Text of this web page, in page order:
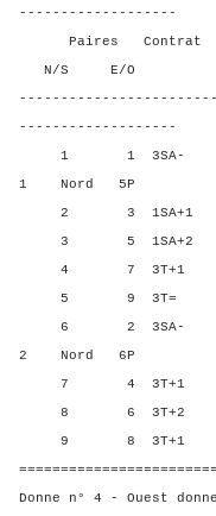
-------------------
Paires Contrat
N/S E/
-------------------
1 1 3SA-
1 Nord 5P
2 3
3 5
4 7 3T+1
5 9 3T=
6 2 3SA-
2 Nord 6P
7 4 3T+1
8 6 3T+2
9 8 3T+1
Donne n° 4 - Ouest